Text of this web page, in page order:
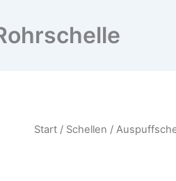
Start / Schellen /
Auspuffschelle